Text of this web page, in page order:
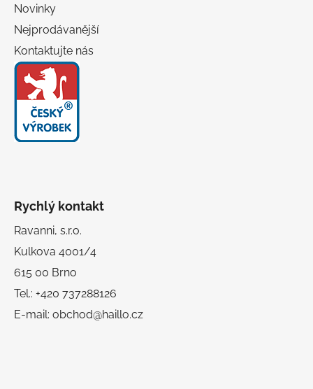
Novinky
Nejprodávanější
Kontaktujte nás
Rychlý kontakt
Ravanni, s.r.o.
Kulkova 4001/4
615 00 Brno
Tel.: +420 737288126
E-mail: obchod@haillo.cz